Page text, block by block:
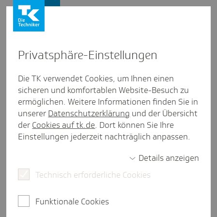
Urlaub zusam­men­hän­gend
gewährt - zählen Feier­tage
mit?
Urlaub muss zusammenhängend gewährt werden,
zumindest für einen gewissen Zeitraum. Damit soll
Arbeitnehmerinnen und Arbeitnehmer
Firmenkunden Newsletter bestellen
Privat­sphäre-Einstel­lungen
Die TK verwendet Cookies, um Ihnen einen
sicheren und komfortablen Website-Besuch zu
ermöglichen. Weitere Informationen finden Sie in
unserer Datenschutzerklärung und der Übersicht
der Cookies auf tk.de. Dort können Sie Ihre
Einstellungen jederzeit nachträglich anpassen.
Details anzeigen
Technisch erforderliche Cookies
Funktionale Cookies